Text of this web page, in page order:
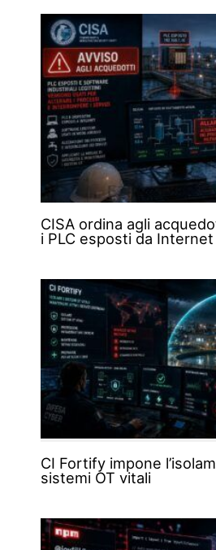
CISA ordina agli
i PLC esposti da Internet
CI Fortify impone
sistemi OT vitali